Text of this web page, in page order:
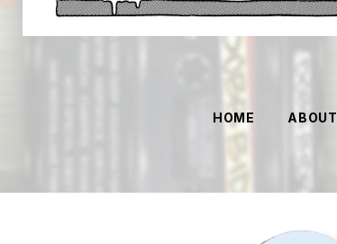
HOME ABOUT